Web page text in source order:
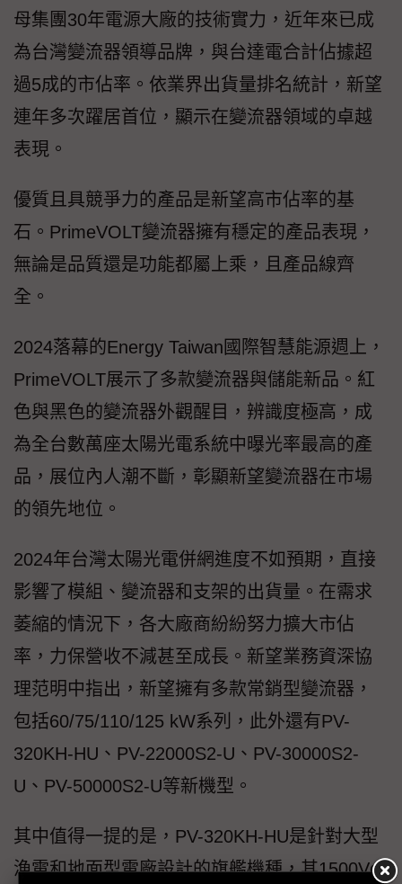
母集團30年電源大廠的技術實力，近年來已成
為台灣變流器領導品牌，與台達電合計佔據超
過5成的市佔率。依業界出貨量排名統計，新望
連年多次躍居首位，顯示在變流器領域的卓越
表現。
優質且具競爭力的產品是新望高市佔率的基
石。PrimeVOLT變流器擁有穩定的產品表現，
無論是品質還是功能都屬上乘，且產品線齊
全。
2024落幕的Energy Taiwan國際智慧能源週上，
PrimeVOLT展示了多款變流器與儲能新品。紅
色與黑色的變流器外觀醒目，辨識度極高，成
為全台數萬座太陽光電系統中曝光率最高的產
品，展位內人潮不斷，彰顯新望變流器在市場
的領先地位。
2024年台灣太陽光電併網進度不如預期，直接
影響了模組、變流器和支架的出貨量。在需求
萎縮的情況下，各大廠商紛紛努力擴大市佔
率，力保營收不減甚至成長。新望業務資深協
理范明中指出，新望擁有多款常銷型變流器，
包括60/75/110/125 kW系列，此外還有PV-
320KH-HU、PV-22000S2-U、PV-30000S2-
U、PV-50000S2-U等新機型。
其中值得一提的是，PV-320KH-HU是針對大型
漁電和地面型電廠設計的旗艦機種，其1500Vdc